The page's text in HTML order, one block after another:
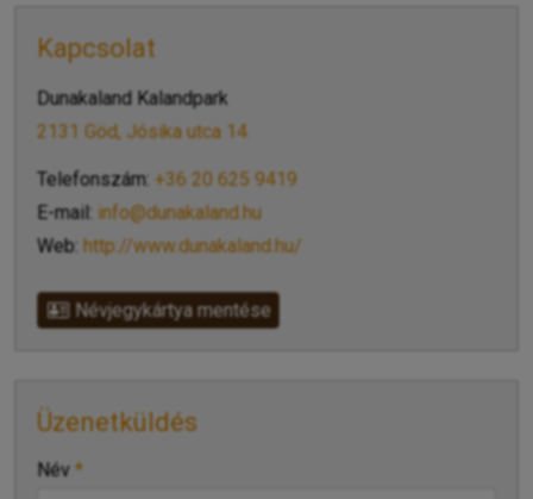
Kapcsolat
Dunakaland Kalandpark
2131 Göd, Jósika utca 14.
Telefonszám: +36 20 625 9419
E-mail:
info@dunakaland.hu
Web: http://www.dunakaland.hu/
Névjegykártya mentése
Üzenetküldés
Név *